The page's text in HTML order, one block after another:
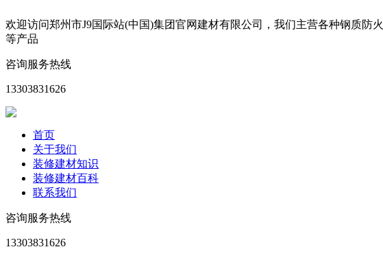
欢迎访问郑州市J9国际站(中国)集团官网建材有限公司，我们主营各种钢质
等产品
咨询服务热线
13303831626
首页
关于我们
装修建材知识
装修建材百科
联系我们
咨询服务热线
13303831626